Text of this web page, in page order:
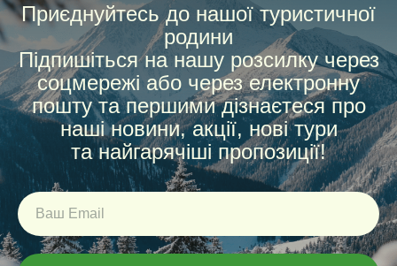
Приєднуйтесь до нашої туристичної
родини
Підпишіться на нашу розсилку через
соцмережі або через електронну
пошту та першими дізнаєтеся про
наші новини, акції, нові тури
та найгарячіші пропозиції!